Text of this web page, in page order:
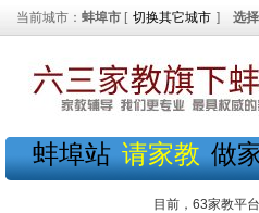
当前城市： 蚌埠市 [ 切换其它城市 ] 选
蚌埠站 请家教 做
目前，63家教平